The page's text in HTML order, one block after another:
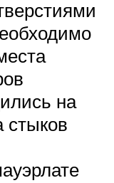
на
стыков